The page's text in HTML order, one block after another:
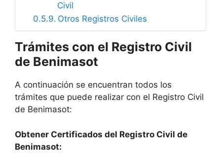
Civil
Otros Registros Civiles
Trámites con el Registro Civil
de Benimasot
A continuación se encuentran todos los
trámites que puede realizar con el Registro Civil
de Benimasot:
Obtener Certificados del Registro Civil de
Benimasot: